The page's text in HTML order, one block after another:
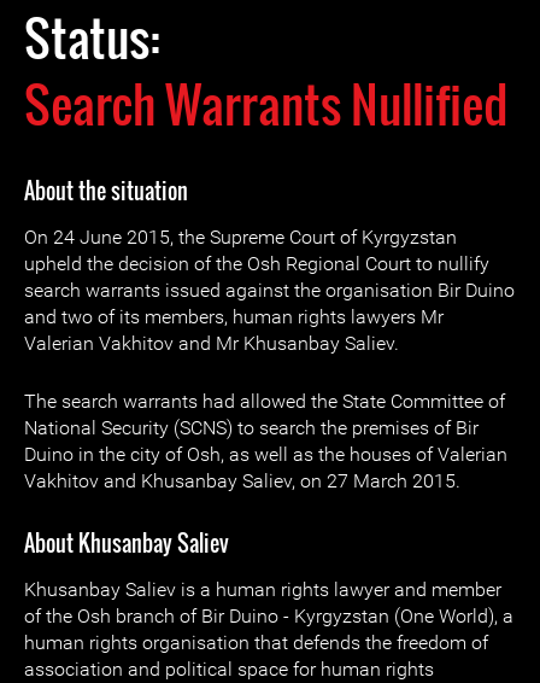
Status:
Search Warrants Nullified
About the situation
On 24 June 2015, the Supreme Court of Kyrgyzstan
upheld the decision of the Osh Regional Court to nullify
search warrants issued against the organisation Bir Duino
and two of its members, human rights lawyers Mr
Valerian Vakhitov and Mr Khusanbay Saliev.
The search warrants had allowed the State Committee of
National Security (SCNS) to search the premises of Bir
Duino in the city of Osh, as well as the houses of Valerian
Vakhitov and Khusanbay Saliev, on 27 March 2015.
About Khusanbay Saliev
Khusanbay Saliev is a human rights lawyer and member
of the Osh branch of Bir Duino - Kyrgyzstan (One World), a
human rights organisation that defends the freedom of
association and political space for human rights